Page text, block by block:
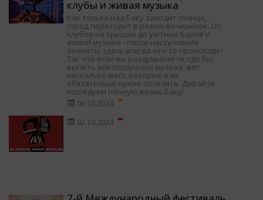
клубы и живая музыка
Как только над Баку заходит солнце,
город переходит в режим вечеринок. От
клубов на крышах до уютных баров и
живой музыки - после наступления
темноты здесь всегда что-то происходит.
Так что если вы раздумываете, где бы
выпить или послушать музыку, вот
несколько мест, которые вам
обязательно нужно посетить. Давайте
исследуем ночную жизнь Баку!
06.10.2024
02.10.2024